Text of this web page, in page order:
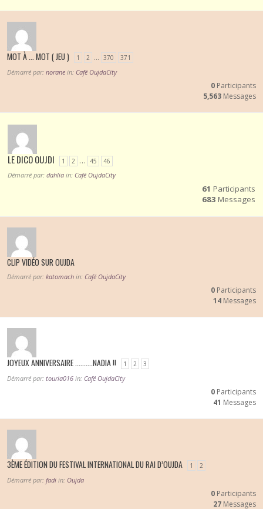
MOT À … MOT ( JEU ) 1 2 … 370 371
Démarré par: norane in: Café OujdaCity
0 Participants
5,563 Messages
LE DICO OUJDI 1 2 … 45 46
Démarré par:dahlia in: Café OujdaCity
61 Participants
683 Messages
CLIP VIDÉO SUR OUJDA
Démarré par: katomach in: Café OujdaCity
0 Participants
14 Messages
JOYEUX ANNIVERSAIRE ……….NADIA !! 1 2 3
Démarré par: touria016 in: Café OujdaCity
0 Participants
41 Messages
3ÈME ÉDITION DU FESTIVAL INTERNATIONAL DU RAI D’OUJDA 1 2
Démarré par: fadi in: Oujda
0 Participants
27 Messages